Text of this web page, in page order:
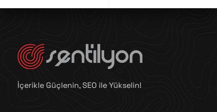
İçerikle Güçlenin, SEO ile Yükselin!